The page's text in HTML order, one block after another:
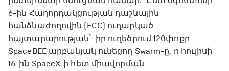
6-ին Հաղորդակցության դաշնային
հանձնաժողովին (FCC) ուղարկած
հայտարարության՝ իր ուղեծրում 120փոքր
SpaceBEE արբանյակ ունեցող Swarm-ը, ո հուլիսի
16-ին SpaceX-ի հետ միավորման